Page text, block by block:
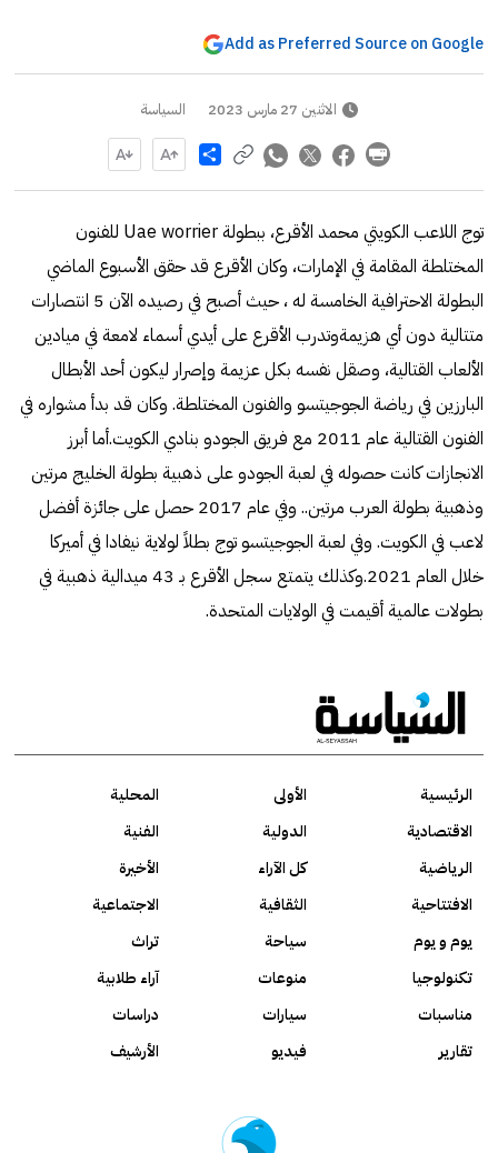
Add as Preferred Source on Google
الاثنين 27 مارس 2023 السياسة
Share
توج اللاعب الكويتي محمد الأقرع، ببطولة Uae worrier للفنون
المختلطة المقامة في الإمارات، وكان الأقرع قد حقق الأسبوع الماضي
البطولة الاحترافية الخامسة له ، حيث أصبح في رصيده الآن 5 انتصارات
متتالية دون أي هزيمةوتدرب الأقرع على أيدي أسماء لامعة في ميادين
الألعاب القتالية، وصقل نفسه بكل عزيمة وإصرار ليكون أحد الأبطال
البارزين في رياضة الجوجيتسو والفنون المختلطة. وكان قد بدأ مشواره في
الفنون القتالية عام 2011 مع فريق الجودو بنادي الكويت.أما أبرز
الانجازات كانت حصوله في لعبة الجودو على ذهبية بطولة الخليج مرتين
وذهبية بطولة العرب مرتين.. وفي عام 2017 حصل على جائزة أفضل
لاعب في الكويت. وفي لعبة الجوجيتسو توج بطلاً لولاية نيفادا في أميركا
خلال العام 2021.وكذلك يتمتع سجل الأقرع بـ 43 ميدالية ذهبية في
بطولات عالمية أقيمت في الولايات المتحدة.
الرئيسية الأولى
المحلية
الاقتصادية
الدولية
الفنية
الرياضية
كل الآراء
الأخيرة
الافتتاحية
الثقافية
الاجتماعية
يوم و يوم
سياحة
تراث
تكنولوجيا
منوعات
آراء طلابية
مناسبات
سيارات
دراسات
تقارير
فيديو الأرشيف